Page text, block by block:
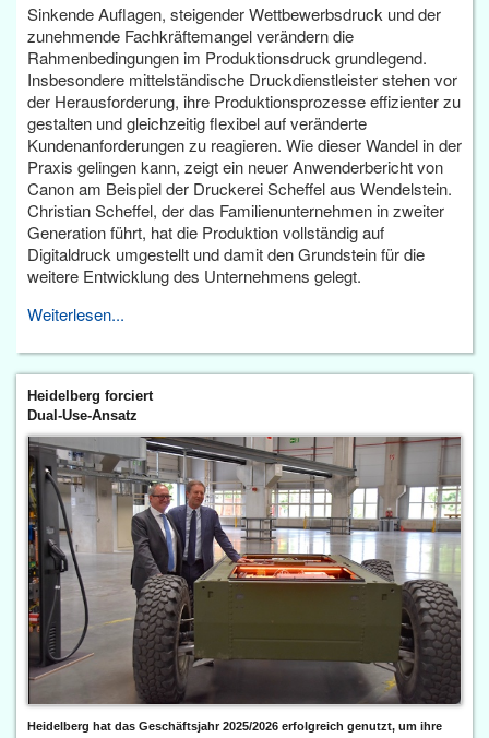
Sinkende Auflagen, steigender Wettbewerbsdruck und der
zunehmende Fachkräftemangel verändern die
Rahmenbedingungen im Produktionsdruck grundlegend.
Insbesondere mittelständische Druckdienstleister stehen vor
der Herausforderung, ihre Produktionsprozesse effizienter zu
gestalten und gleichzeitig flexibel auf veränderte
Kundenanforderungen zu reagieren. Wie dieser Wandel in der
Praxis gelingen kann, zeigt ein neuer Anwenderbericht von
Canon am Beispiel der Druckerei Scheffel aus Wendelstein.
Christian Scheffel, der das Familienunternehmen in zweiter
Generation führt, hat die Produktion vollständig auf
Digitaldruck umgestellt und damit den Grundstein für die
weitere Entwicklung des Unternehmens gelegt.
Weiterlesen...
Heidelberg forciert
Dual-Use-Ansatz
Heidelberg hat das Geschäftsjahr 2025/2026 erfolgreich genutzt, um ihre